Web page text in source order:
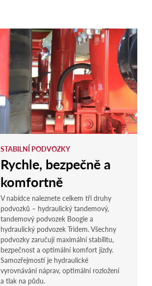
STABILNÍ PODVOZKY
Rychle, bezpečně a
komfortně
V nabídce naleznete celkem tři druhy
podvozků – hydraulický tandemový,
tandemový podvozek Boogie a
hydraulický podvozek Tridem. Všechny
podvozky zaručují maximální stabilitu,
bezpečnost a optimální komfort jízdy.
Samozřejmostí je hydraulické
vyrovnávání náprav, optimální rozložení
a tlak na půdu.